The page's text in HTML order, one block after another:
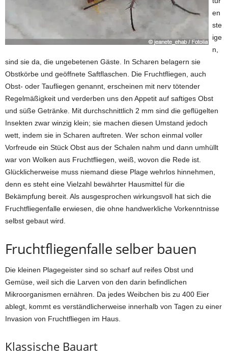
en
ste
ige
n,
sind sie da, die ungebetenen Gäste. In Scharen belagern sie
Obstkörbe und geöffnete Saftflaschen. Die Fruchtfliegen, auch
Obst- oder Taufliegen genannt, erscheinen mit nerv tötender
Regelmäßigkeit und verderben uns den Appetit auf saftiges Obst
und süße Getränke. Mit durchschnittlich 2 mm sind die geflügelten
Insekten zwar winzig klein; sie machen diesen Umstand jedoch
wett, indem sie in Scharen auftreten. Wer schon einmal voller
Vorfreude ein Stück Obst aus der Schalen nahm und dann umhüllt
war von Wolken aus Fruchtfliegen, weiß, wovon die Rede ist.
Glücklicherweise muss niemand diese Plage wehrlos hinnehmen,
denn es steht eine Vielzahl bewährter Hausmittel für die
Bekämpfung bereit. Als ausgesprochen wirkungsvoll hat sich die
Fruchtfliegenfalle erwiesen, die ohne handwerkliche Vorkenntnisse
selbst gebaut wird.
Fruchtfliegenfalle selber bauen
Die kleinen Plagegeister sind so scharf auf reifes Obst und
Gemüse, weil sich die Larven von den darin befindlichen
Mikroorganismen ernähren. Da jedes Weibchen bis zu 400 Eier
ablegt, kommt es verständlicherweise innerhalb von Tagen zu einer
Invasion von Fruchtfliegen im Haus.
Klassische Bauart